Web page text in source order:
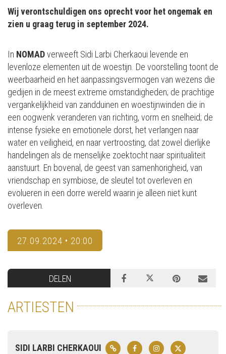
Wij verontschuldigen ons oprecht voor het ongemak en
zien u graag terug in september 2024.
In NOMADverweeft Sidi Larbi Cherkaoui levende en
levenloze elementen uit de woestijn. De voorstelling toont de
weerbaarheid en het aanpassingsvermogen van wezens die
gedijen in de meest extreme omstandigheden; de prachtige
vergankelijkheid van zandduinen en woestijnwinden die in
een oogwenk veranderen van richting, vorm en snelheid; de
intense fysieke en emotionele dorst, het verlangen naar
water en veiligheid, en naar vertroosting, dat zowel dierlijke
handelingen als de menselijke zoektocht naar spiritualiteit
aanstuurt. En bovenal, de geest van samenhorigheid, van
vriendschap en symbiose, de sleutel tot overleven en
evolueren in een dorre wereld waarin je alleen niet kunt
overleven.
27.09.2024 • 20:00
DELEN
ARTIESTEN
SIDI LARBI CHERKAOUI